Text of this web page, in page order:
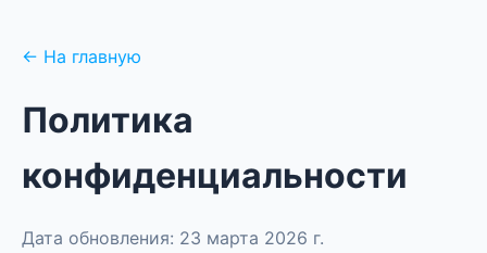
← На главную
Политика
конфиденциальности
Дата обновления: 23 марта 2026 г.